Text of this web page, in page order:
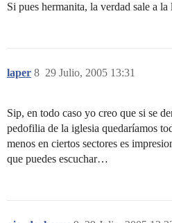
Si pues hermanita, la verdad sale a
laper 29 Julio, 2005 13:31
8
Sip, en todo caso yo creo que si se
pedofilia de la iglesia quedaríamos
menos en ciertos sectores es
que puedes escuchar…